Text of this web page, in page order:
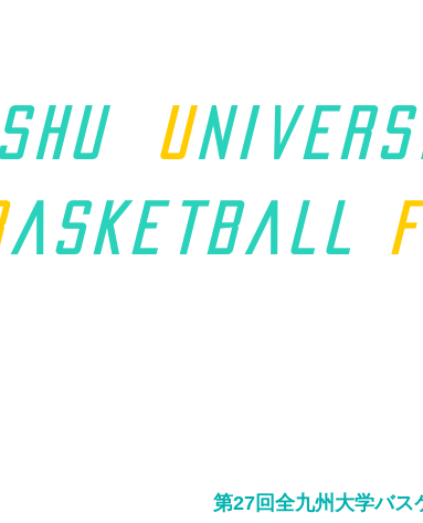
u
asket ball F
第27回全九州大学バス